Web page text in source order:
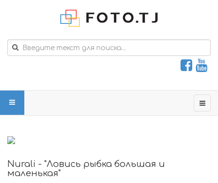
Nurali - "Ловись рыбка большая и
маленькая"